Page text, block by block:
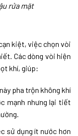
rửa mặt
kiệt, việc chọn vòi
Các dòng vòi hiện
khí, giúp:
pha trộn không khí
mạnh nhưng lại tiết
sử dụng ít nước hơn